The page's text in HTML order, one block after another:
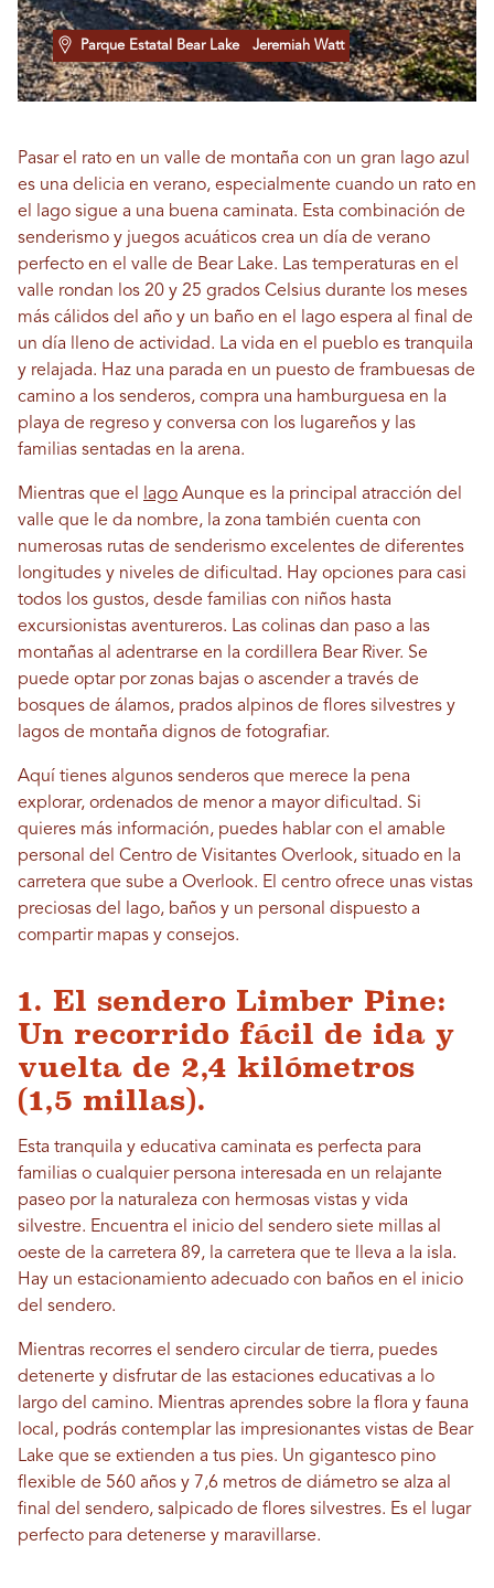
Parque Estatal Bear Lake Jeremiah Watt
Pasar el rato en un valle de montaña con un gran lago azul
es una delicia en verano, especialmente cuando un rato en
el lago sigue a una buena caminata. Esta combinación de
senderismo y juegos acuáticos crea un día de verano
perfecto en el valle de Bear Lake. Las temperaturas en el
valle rondan los 20 y 25 grados Celsius durante los meses
más cálidos del año y un baño en el lago espera al final de
un día lleno de actividad. La vida en el pueblo es tranquila
y relajada. Haz una parada en un puesto de frambuesas de
camino a los senderos, compra una hamburguesa en la
playa de regreso y conversa con los lugareños y las
familias sentadas en la arena.
Mientras que el lago Aunque es la principal atracción del
valle que le da nombre, la zona también cuenta con
numerosas rutas de senderismo excelentes de diferentes
longitudes y niveles de dificultad. Hay opciones para casi
todos los gustos, desde familias con niños hasta
excursionistas aventureros. Las colinas dan paso a las
montañas al adentrarse en la cordillera Bear River. Se
puede optar por zonas bajas o ascender a través de
bosques de álamos, prados alpinos de flores silvestres y
lagos de montaña dignos de fotografiar.
Aquí tienes algunos senderos que merece la pena
explorar, ordenados de menor a mayor dificultad. Si
quieres más información, puedes hablar con el amable
personal del Centro de Visitantes Overlook, situado en la
carretera que sube a Overlook. El centro ofrece unas vistas
preciosas del lago, baños y un personal dispuesto a
compartir mapas y consejos.
1. El sendero Limber Pine:
Un recorrido fácil de ida y
vuelta de 2,4 kilómetros
(1,5 millas).
Esta tranquila y educativa caminata es perfecta para
familias o cualquier persona interesada en un relajante
paseo por la naturaleza con hermosas vistas y vida
silvestre. Encuentra el inicio del sendero siete millas al
oeste de la carretera 89, la carretera que te lleva a la isla.
Hay un estacionamiento adecuado con baños en el inicio
del sendero.
Mientras recorres el sendero circular de tierra, puedes
detenerte y disfrutar de las estaciones educativas a lo
largo del camino. Mientras aprendes sobre la flora y fauna
local, podrás contemplar las impresionantes vistas de Bear
Lake que se extienden a tus pies. Un gigantesco pino
flexible de 560 años y 7,6 metros de diámetro se alza al
final del sendero, salpicado de flores silvestres. Es el lugar
perfecto para detenerse y maravillarse.